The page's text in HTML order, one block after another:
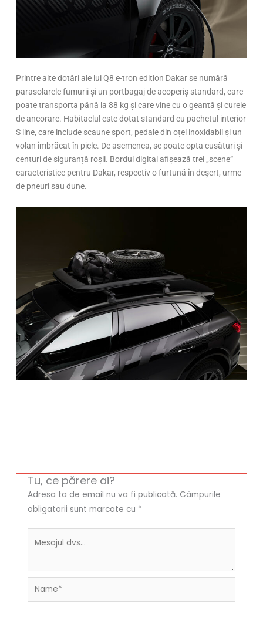
Printre alte dotări ale lui Q8 e-tron edition Dakar se numără
parasolarele fumurii și un portbagaj de acoperiș standard, care
poate transporta până la 88 kg și care vine cu o geantă și curele
de ancorare. Habitaclul este dotat standard cu pachetul interior
S line, care include scaune sport, pedale din oțel inoxidabil și un
volan îmbrăcat în piele. De asemenea, se poate opta cusături și
centuri de siguranță roșii. Bordul digital afișează trei „scene“
caracteristice pentru Dakar, respectiv o furtună în deșert, urme
de pneuri sau dune.
Tu, ce părere ai?
Adresa ta de email nu va fi publicată. Câmpurile
obligatorii sunt marcate cu *
Name*